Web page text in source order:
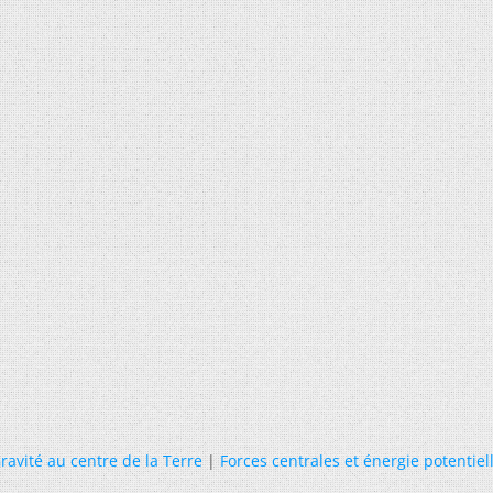
au centre de la Terre|Forces centrales et énergie